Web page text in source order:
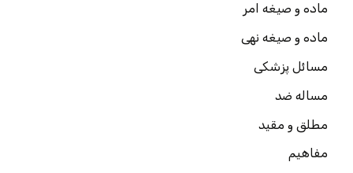
ماده و صیغه امر
ماده و صیغه نهی
مسائل پزشکی
مساله ضد
مطلق و مقید
مفاهیم